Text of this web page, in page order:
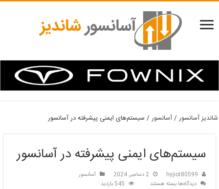
شاندیز آسانسور/آسانسور/ سیستم‌های ایمنی پیشرفته در آسانسور
سیستم‌های ایمنی پیشرفته در آسانسور
hyjiot80599 2 دسامبر, 2024
آسانسور
دیدگاه‌هابرای
بسته هستند 545 بازدید